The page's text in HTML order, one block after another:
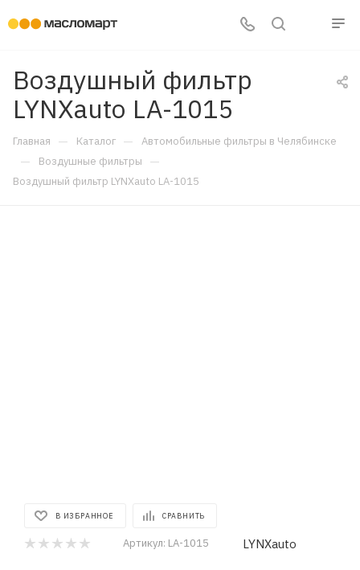
Воздушный фильтр
LYNXauto LA-1015
Главная — Каталог — Автомобильные фильтры в Челябинске
— Воздушные фильтры —
Воздушный фильтр LYNXauto LA-1015
В ИЗБРАННОЕ СРАВНИТЬ
Артикул: LA-1015 LYNXauto